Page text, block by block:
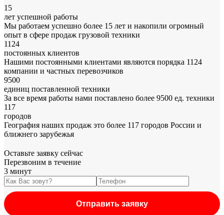
15
лет успешной работы
Мы работаем успешно более 15 лет и накопили огромный
опыт в сфере продаж грузовой техники
1124
постоянных клиентов
Нашими постоянными клиентами являются порядка 1124
компании и частных перевозчиков
9500
единиц поставленной техники
За все время работы нами поставлено более 9500 ед. техники
117
городов
География наших продаж это более 117 городов России и
ближнего зарубежья
Оставьте заявку сейчас
Перезвоним в течение
3 минут